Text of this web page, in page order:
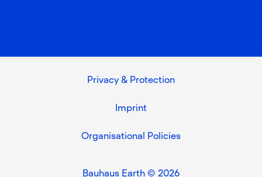
Bauhaus Earth © 2026
Privacy & Protection
Imprint
Organisational Policies